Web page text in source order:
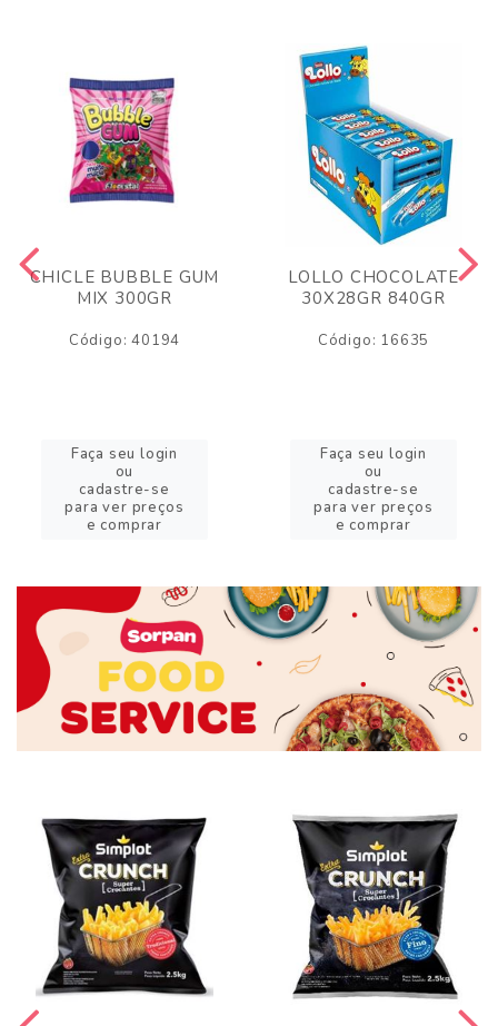
CHICLE BUBBLE GUM
MIX 300GR
Código: 40194
Faça seu login
ou
cadastre-se
para ver preços
e comprar
LOLLO CHOCOLATE
30X28GR 840GR
Código: 16635
Faça seu login
ou
cadastre-se
para ver preços
e comprar